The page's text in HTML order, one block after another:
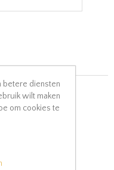
betere diensten
wilt maken
om cookies te